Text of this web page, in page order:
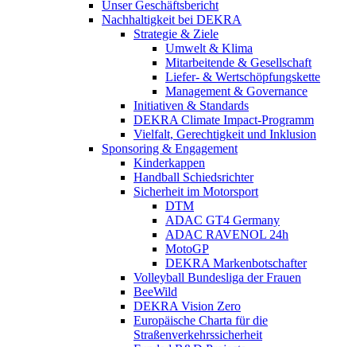
Unser Geschäftsbericht
Nachhaltigkeit bei DEKRA
Strategie & Ziele
Umwelt & Klima
Mitarbeitende & Gesellschaft
Liefer- & Wertschöpfungskette
Management & Governance
Initiativen & Standards
DEKRA Climate Impact-Programm
Vielfalt, Gerechtigkeit und Inklusion​
Sponsoring & Engagement
Kinderkappen
Handball Schiedsrichter
Sicherheit im Motorsport
DTM
ADAC GT4 Germany
ADAC RAVENOL 24h
MotoGP
DEKRA Markenbotschafter
Volleyball Bundesliga der Frauen
BeeWild
DEKRA Vision Zero
Europäische Charta für die
Straßenverkehrssicherheit